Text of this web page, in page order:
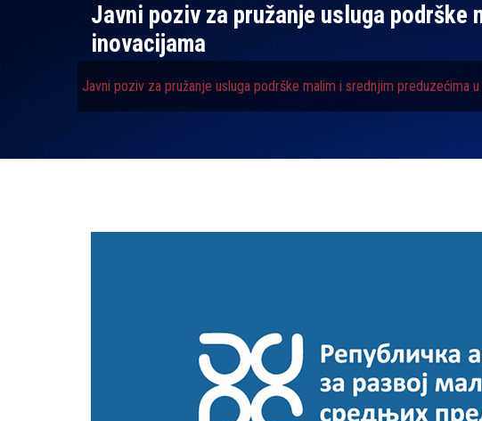
Javni poziv za pružanje usluga podrške
inovacijama
Javni poziv za pružanje usluga podrške malim i srednjim preduzećima